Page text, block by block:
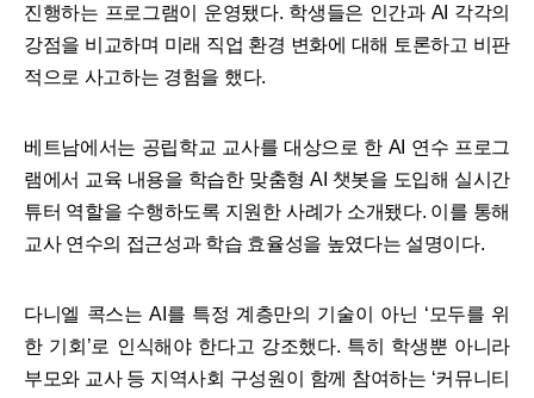
진행하는 프로그램이 운영됐다. 학생들은 인간과 AI 각각의
강점을 비교하며 미래 직업 환경 변화에 대해 토론하고 비판
적으로 사고하는 경험을 했다.
​베트남에서는 공립학교 교사를 대상으로 한 AI 연수 프로그
램에서 교육 내용을 학습한 맞춤형 AI 챗봇을 도입해 실시간
튜터 역할을 수행하도록 지원한 사례가 소개됐다. 이를 통해
교사 연수의 접근성과 학습 효율성을 높였다는 설명이다.​
다니엘 콕스는 AI를 특정 계층만의 기술이 아닌 ‘모두를 위
한 기회’로 인식해야 한다고 강조했다. 특히 학생뿐 아니라
부모와 교사 등 지역사회 구성원이 함께 참여하는 ‘커뮤니티